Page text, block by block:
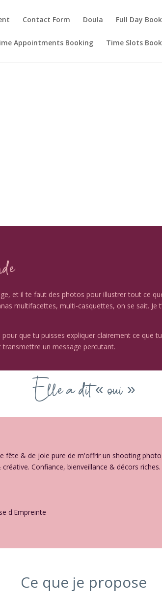
Contact Form Doula Full Day
Appointments Booking Time Slots
et il te faut des photos pour illustrer tout ce
multifacettes, multi-casquettes, on se sait. Je
que tu puisses expliquer clairement ce que
un message percutant.
Elle a dit « oui »
fête & de joie pure de m'offrir un shooting
Confiance, bienveillance & décors
d'Empreinte
Ce que je propose